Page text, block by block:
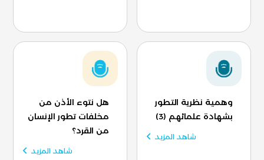
وهمية نظرية التطور
بشهادة علمائهم (3)
شاهد المزيد
هل نتوء الأذن من
مخلفات تطور الإنسان
من القرد؟
شاهد المزيد